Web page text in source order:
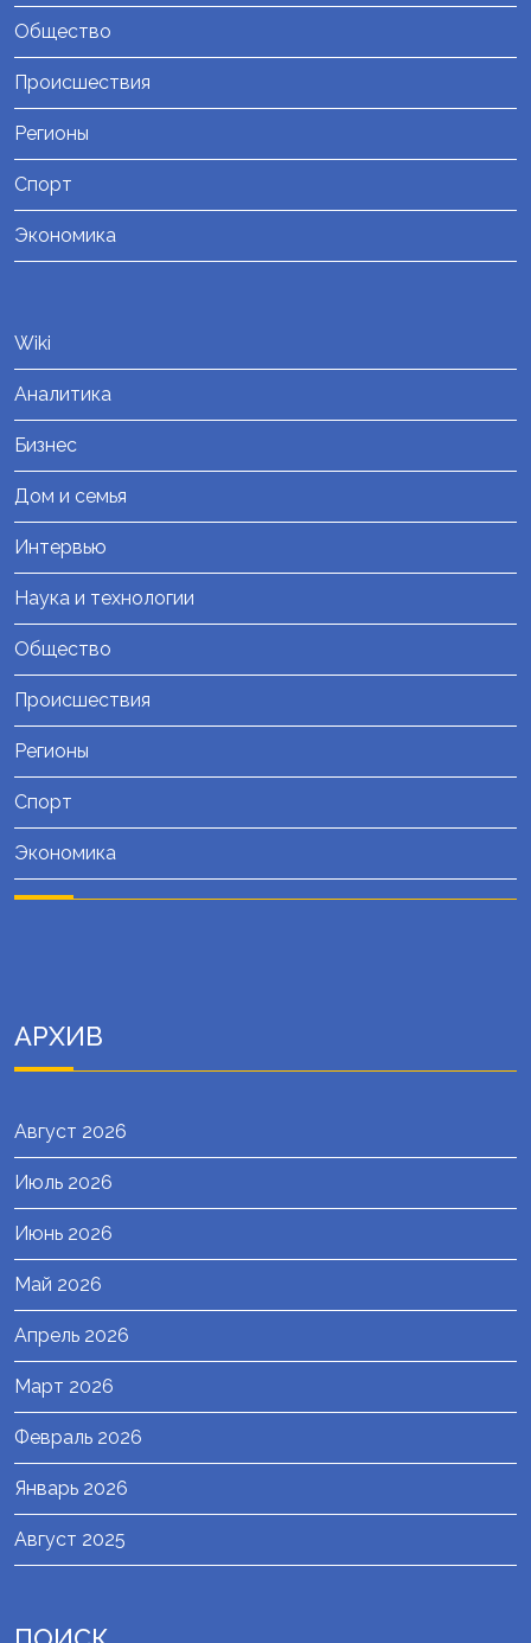
Общество
Происшествия
Регионы
Спорт
Экономика
Wiki
Аналитика
Бизнес
Дом и семья
Интервью
Наука и технологии
Общество
Происшествия
Регионы
Спорт
Экономика
АРХИВ
Август 2026
Июль 2026
Июнь 2026
Май 2026
Апрель 2026
Март 2026
Февраль 2026
Январь 2026
Август 2025